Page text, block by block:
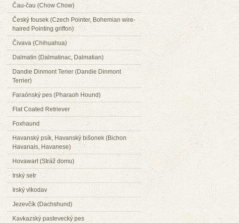
Čau-čau (Chow Chow)
Český fousek (Czech Pointer, Bohemian wire-
haired Pointing griffon)
Čivava (Chihuahua)
Dalmatin (Dalmatinac, Dalmatian)
Dandie Dinmont Terier (Dandie Dinmont
Terrier)
Faraónský pes (Pharaoh Hound)
Flat Coated Retriever
Foxhaund
Havanský psík, Havanský bišonek (Bichon
Havanais, Havanese)
Hovawart (Stráž domu)
Irský setr
Irský vlkodav
Jezevčík (Dachshund)
Kavkazský pastevecký pes